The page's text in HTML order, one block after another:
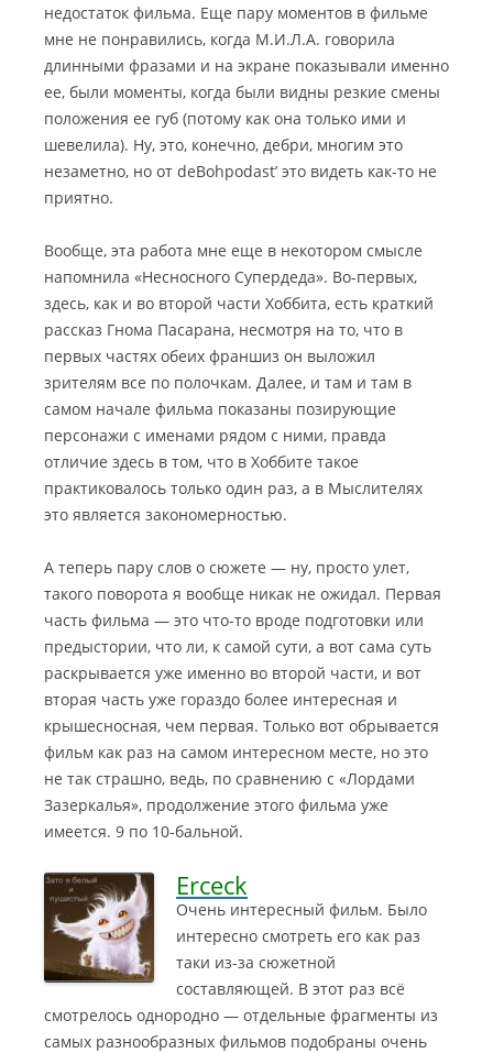
недостаток фильма. Еще пару моментов в фильме
мне не понравились, когда М.И.Л.А. говорила
длинными фразами и на экране показывали именно
ее, были моменты, когда были видны резкие смены
положения ее губ (потому как она только ими и
шевелила). Ну, это, конечно, дебри, многим это
незаметно, но от deBohpodast’ это видеть как-то не
приятно.
Вообще, эта работа мне еще в некотором смысле
напомнила «Несносного Супердеда». Во-первых,
здесь, как и во второй части Хоббита, есть краткий
рассказ Гнома Пасарана, несмотря на то, что в
первых частях обеих франшиз он выложил
зрителям все по полочкам. Далее, и там и там в
самом начале фильма показаны позирующие
персонажи с именами рядом с ними, правда
отличие здесь в том, что в Хоббите такое
практиковалось только один раз, а в Мыслителях
это является закономерностью.
А теперь пару слов о сюжете — ну, просто улет,
такого поворота я вообще никак не ожидал. Первая
часть фильма — это что-то вроде подготовки или
предыстории, что ли, к самой сути, а вот сама суть
раскрывается уже именно во второй части, и вот
вторая часть уже гораздо более интересная и
крышесносная, чем первая. Только вот обрывается
фильм как раз на самом интересном месте, но это
не так страшно, ведь, по сравнению с «Лордами
Зазеркалья», продолжение этого фильма уже
имеется. 9 по 10-бальной.
Erceck
Очень интересный фильм. Было
интересно смотреть его как раз
таки из-за сюжетной
составляющей. В этот раз всё
смотрелось однородно — отдельные фрагменты из
самых разнообразных фильмов подобраны очень